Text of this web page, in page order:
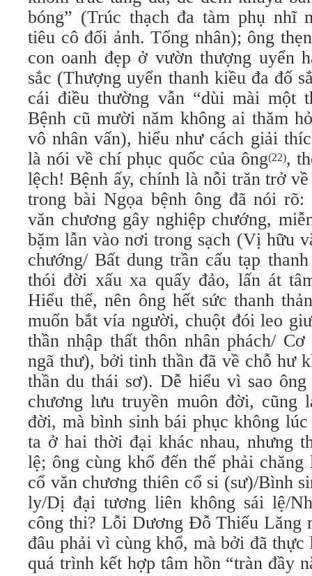
bóng” (Trúc thạch đa tàm phụ nhĩ
tiêu cô đối ảnh. Tống nhân); ông
con oanh đẹp ở vườn thượng uyển
sắc (Thượng uyển thanh kiều đa đố
cái điều thường vẫn “dùi mài một
Bệnh cũ mười năm không ai thăm
vô nhân vấn), hiểu như cách giải
là nói về chí phục quốc của ông(22),
lệch! Bệnh ấy, chính là nỗi trăn trở
trong bài Ngọa bệnh ông đã nói rõ:
văn chương gây nghiệp chướng,
bặm lẫn vào nơi trong sạch (Vị hữu
chướng/ Bất dung trần cấu tạp
thói đời xấu xa quấy đảo, lấn át
Hiểu thế, nên ông hết sức thanh
muốn bắt vía người, chuột đói leo
thần nhập thất thôn nhân phách/
ngã thư), bởi tinh thần đã về chỗ hư
thần du thái sơ). Dễ hiểu vì sao
chương lưu truyền muôn đời, cũng
đời, mà bình sinh bái phục không
ta ở hai thời đại khác nhau, nhưng
lệ; ông cùng khổ đến thế phải
cổ văn chương thiên cổ si (sư)/Bình
ly/Dị đại tương liên không sái lệ/
công thi? Lỗi Dương Đỗ Thiếu Lăng
đâu phải vì cùng khổ, mà bởi đã
quá trình kết hợp tâm hồn “tràn đầy